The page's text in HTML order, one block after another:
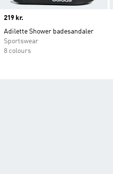
Price
219 kr.
Adilette Shower badesandaler
Sportswear
8 colours